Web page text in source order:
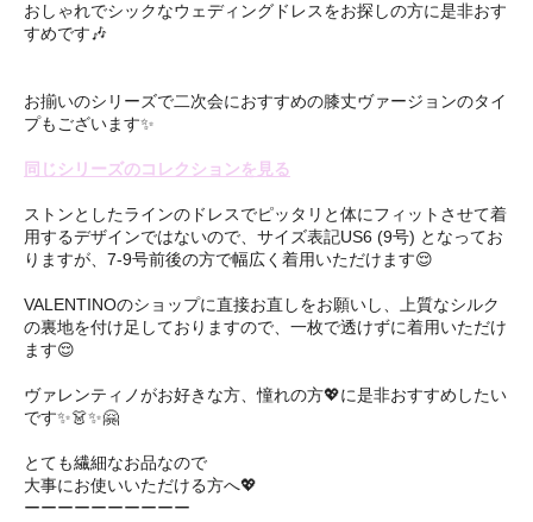
おしゃれでシックなウェディングドレスをお探しの方に是非おす
すめです🎶
お揃いのシリーズで二次会におすすめの膝丈ヴァージョンのタイ
プもございます✨
同じシリーズのコレクションを見る
ストンとしたラインのドレスでピッタリと体にフィットさせて着
用するデザインではないので、サイズ表記US6 (9号) となってお
りますが、7-9号前後の方で幅広く着用いただけます😌
VALENTINOのショップに直接お直しをお願いし、上質なシルク
の裏地を付け足しておりますので、一枚で透けずに着用いただけ
ます😌
ヴァレンティノがお好きな方、憧れの方💖に是非おすすめしたい
です✨👗✨🤗 ㅤㅤ
とても繊細なお品なので
大事にお使いいただける方へ💖
ーーーーーーーーーー